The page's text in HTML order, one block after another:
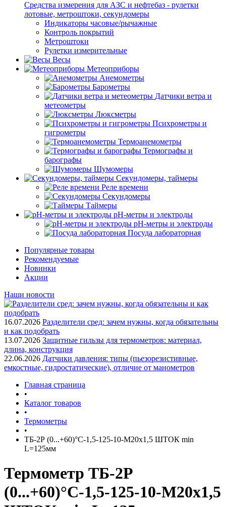
Средства измерения для АЗС и нефтебаз - рулетки
лотовые, метроштоки, секундомеры
Индикаторы часовые/рычажные
Контроль покрытий
Метроштоки
Рулетки измерительные
Весы
Метеоприборы
Анемометры
Барометры
Датчики ветра и
метеометры
Люксметры
Психрометры и
гигрометры
Термоанемометры
Термографы и
барографы
Шумомеры
Секундомеры, таймеры
Реле времени
Секундомеры
Таймеры
pH-метры и электроды
pH-метры и электроды
Посуда лабораторная
Популярные товары
Рекомендуемые
Новинки
Акции
Наши новости
16.07.2026 Разделители сред: зачем нужны, когда обязательны
и как подобрать
13.07.2026 Защитные гильзы для термометров: материал,
длина, конструкция
22.06.2026 Датчики давления: типы (пьезорезистивные,
емкостные, гидростатические), отличие от манометров
Главная страница
•
Каталог товаров
•
Термометры
•
ТБ-2Р (0...+60)°С-1,5-125-10-М20х1,5 ШТОК min
L=125мм
Термометр ТБ-2Р
(0...+60)°С-1,5-125-10-М20х1,5